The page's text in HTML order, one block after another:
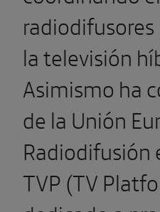
la televisión
Asimismo ha
de la Unión
Radiodifusión
TVP (TV